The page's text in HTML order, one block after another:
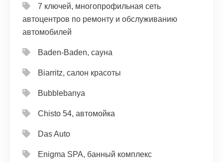
7 ключей, многопрофильная сеть
автоцентров по ремонту и обслуживанию
автомобилей
Baden-Baden, сауна
Biarritz, салон красоты
Bubblebanya
Chisto 54, автомойка
Das Auto
Enigma SPA, банный комплекс